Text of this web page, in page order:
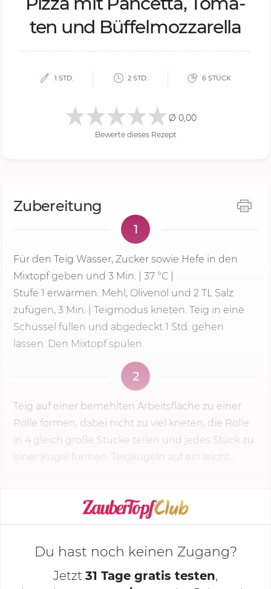
ten und Büf­fel­moz­za­rel­la
1 STD. 2 STD. 6 STÜCK
Ø 0,00
Bewerte dieses Rezept
Zubereitung
1
Für den Teig Wasser, Zucker sowie Hefe in den
Mixtopf geben und 3 Min. 37 °C
Stufe 1 erwärmen. Mehl, Olivenöl und 2 TL Salz
zufügen, 3 Min.
| Teigmodus kneten. Teig in eine
Schüssel füllen und abgedeckt 1 Std. gehen
lassen. Den Mixtopf spülen.
2
Teig auf einer bemehlten Arbeitsfläche zu einer
Rolle formen, dabei nicht zu viel kneten, die Rolle
in 4 gleich große Stücke teilen und jedes Stück zu
einer Kugel formen. Teigkugeln auf ein leicht...
KOCHMODUS STARTEN
Du hast noch keinen Zugang?
Jetzt 31 Tage gratis testen,